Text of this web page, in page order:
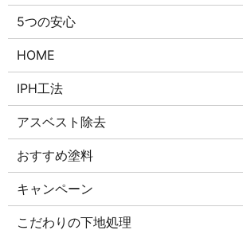
5つの安心
HOME
IPH工法
アスベスト除去
おすすめ塗料
キャンペーン
こだわりの下地処理